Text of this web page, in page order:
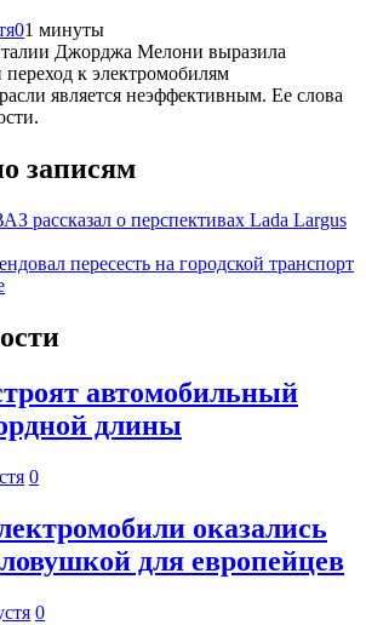
01 минуты
Джорджа Мелони выразила
к электромобилям
является неэффективным. Ее слова
записям
рассказал о перспективах Lada Largus
пересесть на городской транспорт
автомобильный
длины
0
оказались
для европейцев
0